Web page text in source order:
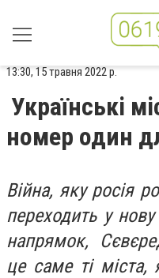
13:30, 15 травня 2022 р.
Українські
номер один
Війна, яку росія
переходить у
напрямок,
це саме ті міста,